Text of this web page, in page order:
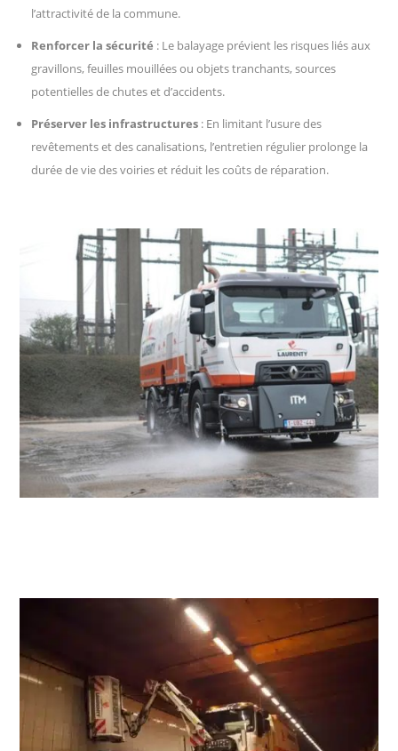
l’attractivité de la commune.
Renforcer la sécurité : Le balayage prévient les risques liés aux
gravillons, feuilles mouillées ou objets tranchants, sources
potentielles de chutes et d’accidents.
Préserver les infrastructures : En limitant l’usure des
revêtements et des canalisations, l’entretien régulier prolonge la
durée de vie des voiries et réduit les coûts de réparation.